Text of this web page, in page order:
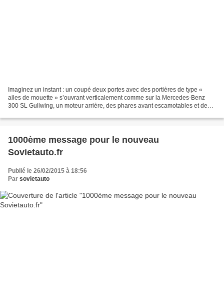
Imaginez un instant : un coupé deux portes avec des portières de type «
ailes de mouette » s’ouvrant verticalement comme sur la Mercedes-Benz
300 SL Gullwing, un moteur arrière, des phares avant escamotables et des
1000ème message pour le nouveau
Sovietauto.fr
Publié le 26/02/2015 à 18:56
Par sovietauto